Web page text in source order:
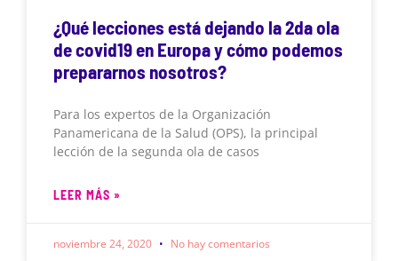
¿Qué lecciones está dejando la 2da ola
de covid19 en Europa y cómo podemos
prepararnos nosotros?
Para los expertos de la Organización
Panamericana de la Salud (OPS), la principal
lección de la segunda ola de casos
LEER MÁS »
noviembre 24, 2020 No hay comentarios